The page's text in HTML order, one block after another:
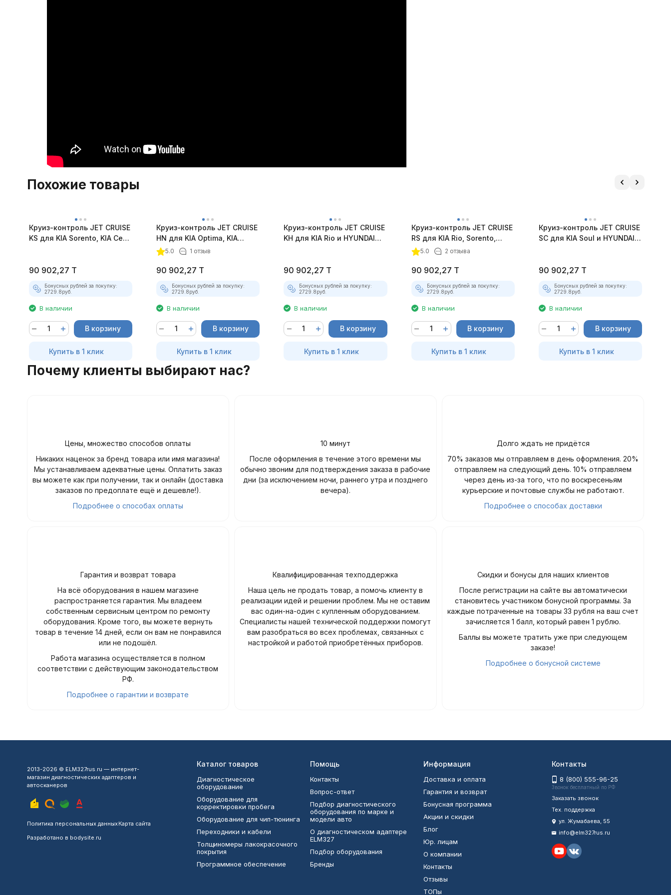
Похожие товары
Круиз-контроль JET CRUISE
KS для KIA Sorento, KIA Ceed
90 902,27 T
Бонусных рублей за покупку:
2729.8руб.
В наличии
В корзину
Купить в 1 клик
Круиз-контроль JET CRUISE
HN для KIA Optima, KIA
Sportage и HYUNDAI iX35
5.0 1 отзыв
90 902,27 T
Бонусных рублей за покупку:
2729.8руб.
В наличии
В корзину
Купить в 1 клик
Круиз-контроль JET CRUISE
KH для KIA Rio и HYUNDAI
90 902,27 T
Бонусных рублей за покупку:
2729.8руб.
В наличии
В корзину
Купить в 1 клик
Круиз-контроль JET CRUISE
RS для KIA Rio, Sorento,
Sportage и HYUNDAI Solaris
5.0 2 отзыва
90 902,27 T
Бонусных рублей за покупку:
2729.8руб.
В наличии
В корзину
Купить в 1 клик
Круиз-контроль JET CRUISE
SC для KIA Soul и HYUNDAI
90 902,27 T
Бонусных рублей за покупку:
2729.8руб.
В наличии
В корзину
Купить в 1 клик
Почему клиенты выбирают нас?
Цены, множество способов оплаты
Никаких наценок за бренд товара или имя магазина!
Мы устанавливаем адекватные цены. Оплатить заказ
вы можете как при получении, так и онлайн (доставка
заказов по предоплате ещё и дешевле!).
Подробнее о способах оплаты
10 минут
После оформления в течение этого времени мы
обычно звоним для подтверждения заказа в рабочие
дни (за исключением ночи, раннего утра и позднего
вечера).
Долго ждать не придётся
70% заказов мы отправляем в день оформления. 20%
отправляем на следующий день. 10% отправляем
через день из-за того, что по воскресеньям
курьерские и почтовые службы не работают.
Подробнее о способах доставки
Гарантия и возврат товара
На всё оборудования в нашем магазине
распространяется гарантия. Мы владеем
собственным сервисным центром по ремонту
оборудования. Кроме того, вы можете вернуть
товар в течение 14 дней, если он вам не понравился
или не подошёл.
Работа магазина осуществляется в полном
соответствии с действующим законодательством
РФ.
Подробнее о гарантии и возврате
Квалифицированная техподдержка
Наша цель не продать товар, а помочь клиенту в
реализации идей и решении проблем. Мы не оставим
вас один-на-один с купленным оборудованием.
Специалисты нашей технической поддержки помогут
вам разобраться во всех проблемах, связанных с
настройкой и работой приобретённых приборов.
Скидки и бонусы для наших клиентов
После регистрации на сайте вы автоматически
становитесь участником бонусной программы. За
каждые потраченные на товары 33 рубля на ваш счет
зачисляется 1 балл, который равен 1 рублю.
Баллы вы можете тратить уже при следующем
заказе!
Подробнее о бонусной системе
2013-2026 © ELM327rus.ru — интернет-
магазин диагностических адаптеров и
автосканеров
Политика персональных данныхКарта сайта
Разработано в bodysite.ru
Каталог товаров
Диагностическое
оборудование
Оборудование для
корректировки пробега
Оборудование для чип-тюнинга
Переходники и кабели
Толщиномеры лакокрасочного
покрытия
Программное обеспечение
Помощь
Контакты
Вопрос-ответ
Подбор диагностического
оборудования по марке и
модели авто
О диагностическом адаптере
ELM327
Подбор оборудования
Бренды
Информация
Доставка и оплата
Гарантия и возврат
Бонусная программа
Акции и скидки
Блог
Юр. лицам
О компании
Контакты
Отзывы
ТОПы
Контакты
8 (800) 555-96-25
Звонок бесплатный по РФ
Заказать звонок
Тех. поддержка
ул. Жумабаева, 55
info@elm327rus.ru